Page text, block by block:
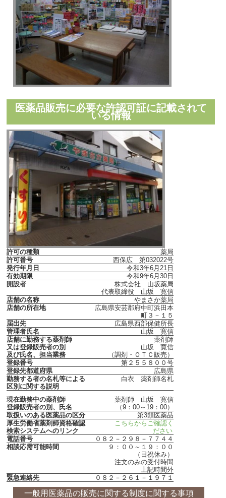
医薬品販売に必要な許認可証に記載されて
いる情報
許可の種類
薬局
許可番号
西保広 第032022号
発行年月日
令和3年6月21日
有効期限
令和9年6月30日
開設者
株式会社 山坂薬局
代表取締役 山坂 寛信
店舗の名称
やまさか薬局
店舗の所在地
広島県安芸郡府中町浜田本
町３－１５
届出先
広島県西部保健所長
管理者氏名
山坂 寛信
店舗に勤務する薬剤師
又は登録販売者の別
及び氏名、担当業務
薬剤師
山坂 寛信
（調剤・ＯＴＣ販売）
登録番号
第２５５８００号
登録先都道府県
広島県
勤務する者の名札等による
区別に関する説明
白衣 薬剤師名札
現在勤務中の薬剤師
登録販売者の別、氏名
薬剤師 山坂 寛信
（9：00～19：00）
取扱いのある医薬品の区分
第3類医薬品
厚生労働省薬剤師資格確認
検索システムへのリンク
こちらからご確認く
ださい
電話番号
０８２－２９８－７７４４
相談応需可能時間
９：００～１９：００
（日祝休み）
注文のみの受付時間
上記時間外
緊急連絡先
０８２－２６１－１９７１
一般用医薬品の販売に関する制度に関する事項